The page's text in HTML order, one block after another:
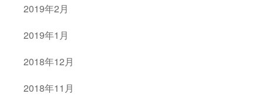
2019年2月
2019年1月
2018年12月
2018年11月